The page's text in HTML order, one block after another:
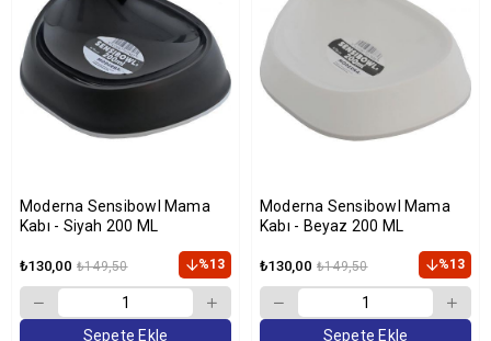
Moderna Sensibowl Mama
Kabı - Siyah 200 ML
₺130,00 ₺149,50 %13
Sepete Ekle
Moderna Sensibowl Mama
Kabı - Beyaz 200 ML
₺130,00 ₺149,50 %13
Sepete Ekle